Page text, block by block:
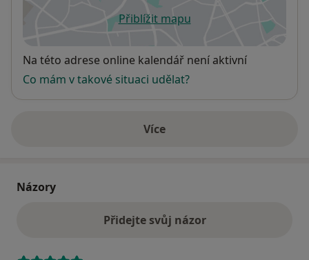
Přiblížit mapuse otevře v nové záložce
Dostupnost
Na této adrese online kalendář není aktivní
Co mám v takové situaci udělat?
Víceo adrese
Názory
Přidejte svůj názor